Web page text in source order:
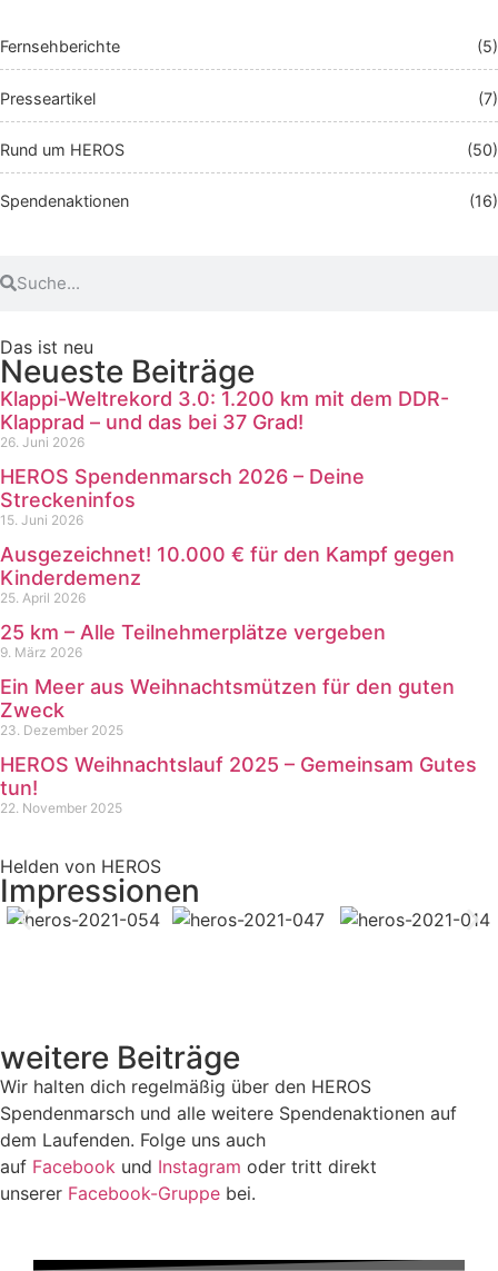
Fernsehberichte (5)
Presseartikel (7)
Rund um HEROS (50)
Spendenaktionen (16)
Das ist neu
Neueste Beiträge
Klappi-Weltrekord 3.0: 1.200 km mit dem DDR-
Klapprad – und das bei 37 Grad!
26. Juni 2026
HEROS Spendenmarsch 2026 – Deine
Streckeninfos
15. Juni 2026
Ausgezeichnet! 10.000 € für den Kampf gegen
Kinderdemenz
25. April 2026
25 km – Alle Teilnehmerplätze vergeben
9. März 2026
Ein Meer aus Weihnachtsmützen für den guten
Zweck
23. Dezember 2025
HEROS Weihnachtslauf 2025 – Gemeinsam Gutes
tun!
22. November 2025
Helden von HEROS
Impressionen
weitere Beiträge
Wir halten dich regelmäßig über den HEROS
Spendenmarsch und alle weitere Spendenaktionen auf
dem Laufenden. Folge uns auch
auf Facebook und Instagram oder tritt direkt
unserer Facebook-Gruppe bei.